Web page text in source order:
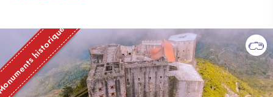
historique